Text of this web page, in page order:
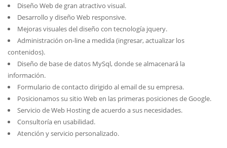
Diseño Web de gran atractivo visual.
Desarrollo y diseño Web responsive.
Mejoras visuales del diseño con tecnología jquery.
Administración on-line a medida (ingresar, actualizar los
contenidos).
Diseño de base de datos MySql, donde se almacenará la
información.
Formulario de contacto dirigido al email de su empresa.
Posicionamos su sitio Web en las primeras posiciones de Google.
Servicio de Web Hosting de acuerdo a sus necesidades.
Consultoría en usabilidad.
Atención y servicio personalizado.